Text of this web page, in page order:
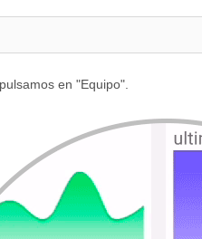
en "Equipo".